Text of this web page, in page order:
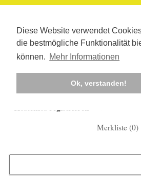
Diese Website verwendet
die bestmögliche Funktionalität
können. Mehr Informationen
Ok, verstanden!
Kostenlos registrieren
Merkliste (0)